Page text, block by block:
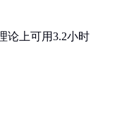
论上可用3.2小时